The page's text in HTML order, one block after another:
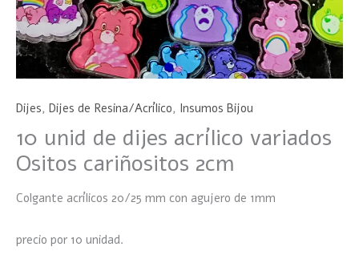
Dijes, Dijes de Resina/Acrílico, Insumos Bijou
10 unid de dijes acrílico variados
Ositos cariñositos 2cm
Colgante acrílicos 20/25 mm con agujero de 1mm
precio por 10 unidad.